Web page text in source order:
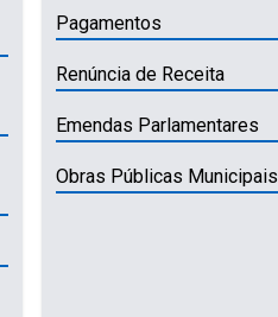
Pagamentos
Renúncia de Receita
Emendas Parlamentares
Obras Públicas Municipais